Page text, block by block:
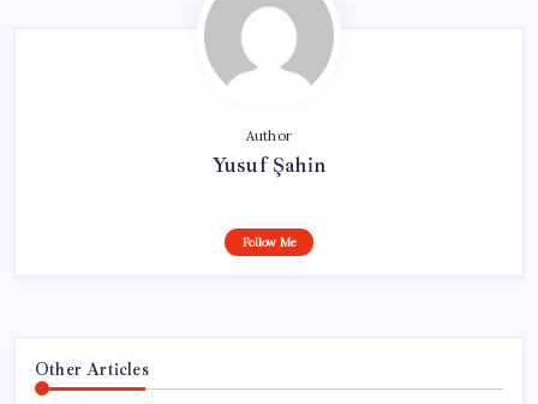
Author
Yusuf Şahin
Follow Me
Other Articles